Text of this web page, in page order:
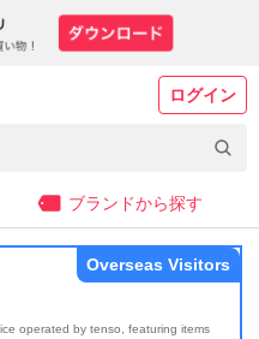
ログイン
ブランドから探す
operated by tenso, featuring items
Overseas Visitors